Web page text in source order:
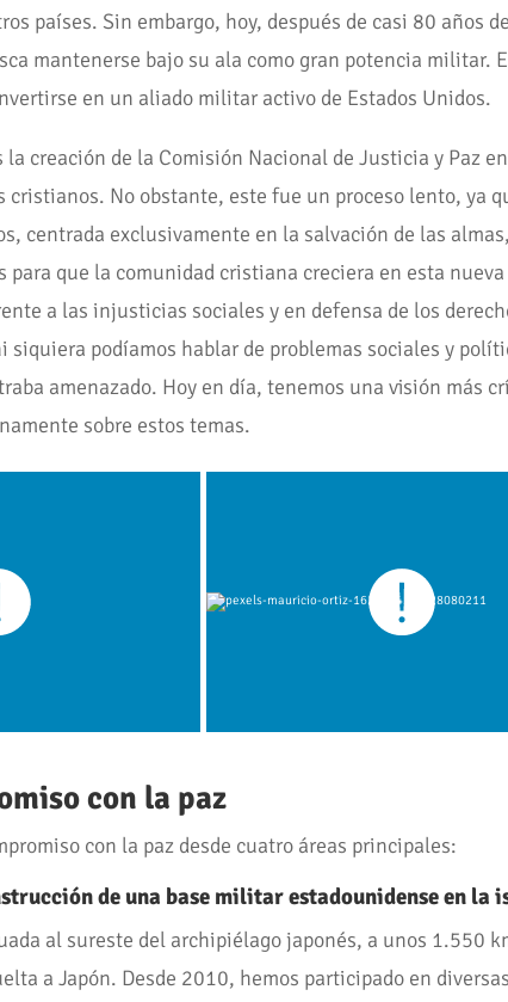
países. Sin embargo, hoy, después de casi 80 años
mantenerse bajo su ala como gran potencia
en un aliado militar activo de Estados Unidos.
la creación de la Comisión Nacional de Justicia y Paz
cristianos. No obstante, este fue un proceso lento, ya
centrada exclusivamente en la salvación de las
para que la comunidad cristiana creciera en esta
a las injusticias sociales y en defensa de los
siquiera podíamos hablar de problemas sociales y
amenazado. Hoy en día, tenemos una visión más
sobre estos temas.
con la paz
con la paz desde cuatro áreas principales:
de una base militar estadounidense en la
al sureste del archipiélago japonés, a unos 1.550
a Japón. Desde 2010, hemos participado en